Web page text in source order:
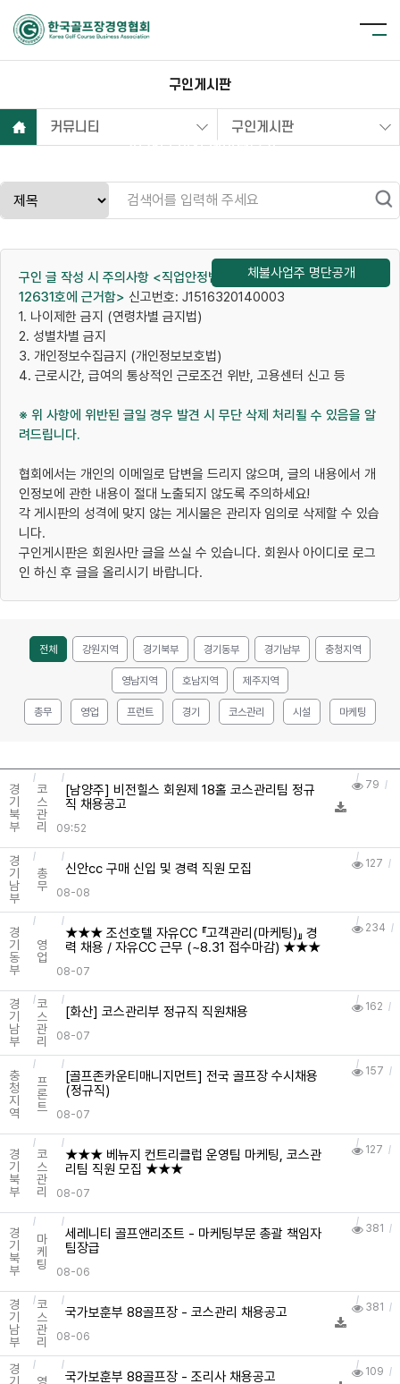
구인게시판
2025년 이전 데이터보기
커뮤니티 구인게시판
구인 글 작성 시 주의사항 <직업안정법 (시행 2014.5.20) 법률 제
12631호에 근거함> 신고번호: J1516320140003
1. 나이제한 금지 (연령차별 금지법)
2. 성별차별 금지
3. 개인정보수집금지 (개인정보보호법)
4. 근로시간, 급여의 통상적인 근로조건 위반, 고용센터 신고 등
※ 위 사항에 위반된 글일 경우 발견 시 무단 삭제 처리될 수 있음을 알
려드립니다.
체불사업주 명단공개
협회에서는 개인의 이메일로 답변을 드리지 않으며, 글의 내용에서 개
인정보에 관한 내용이 절대 노출되지 않도록 주의하세요!
각 게시판의 성격에 맞지 않는 게시물은 관리자 임의로 삭제할 수 있습
니다.
구인게시판은 회원사만 글을 쓰실 수 있습니다. 회원사 아이디로 로그
인 하신 후 글을 올리시기 바랍니다.
전체 강원지역 경기북부 경기동부 경기남부 충청지역
영남지역 호남지역 제주지역
총무 영업 프런트 경기 코스관리 시설 마케팅
경
기
북
부
코
스
관
리
[남양주] 비전힐스 회원제 18홀 코스관리팀 정규
직 채용공고
09:52
79
경
기
남
부
총
무
신안cc 구매 신입 및 경력 직원 모집
08-08
127
경
기
동
부
영
업
★★★ 조선호텔 자유CC 『고객관리(마케팅)』 경
력 채용 / 자유CC 근무 (~8.31 접수마감) ★★★
08-07
234
경
기
남
부
코
스
관
리
[화산] 코스관리부 정규직 직원채용
08-07
162
충
청
지
역
프
론
트
[골프존카운티매니지먼트] 전국 골프장 수시채용
(정규직)
08-07
157
경
기
북
부
코
스
관
리
★★★ 베뉴지 컨트리클럽 운영팀 마케팅, 코스관
리팀 직원 모집 ★★★
08-07
127
경
기
북
부
마
케
팅
세레니티 골프앤리조트 - 마케팅부문 총괄 책임자
팀장급
08-06
381
경
기
남
부
코
스
관
리
국가보훈부 88골프장 - 코스관리 채용공고
08-06
381
경
국가보훈부 88골프장 - 조리사 채용공고 109